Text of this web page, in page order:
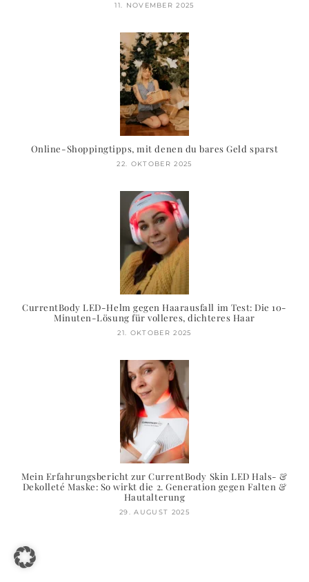
11. NOVEMBER 2025
Online-Shoppingtipps, mit denen du bares Geld sparst
22. OKTOBER 2025
CurrentBody LED-Helm gegen Haarausfall im Test: Die 10-
Minuten-Lösung für volleres, dichteres Haar
21. OKTOBER 2025
Mein Erfahrungsbericht zur CurrentBody Skin LED Hals- &
Dekolleté Maske: So wirkt die 2. Generation gegen Falten &
Hautalterung
29. AUGUST 2025